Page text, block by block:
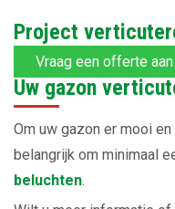
Project
Vraag een offerte aan
Uw gazon
Om uw gazon er mooi
belangrijk om minimaal
beluchten.